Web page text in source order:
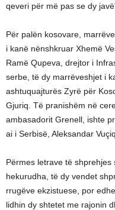
qeveri për më pas se dy
Për palën kosovare,
i kanë nënshkruar Xhemë
Ramë Qupeva, drejtor i
serbe, të dy marrëveshjet i
ashtuquajturës Zyrë për
Gjuriq. Të pranishëm në
ambasadorit Grenell, ishte
ai i Serbisë, Aleksandar Vuçiq.
Përmes letrave të
hekurudha, të dy vendet
rrugëve ekzistuese, por
lidhin dy shtetet me rajonin